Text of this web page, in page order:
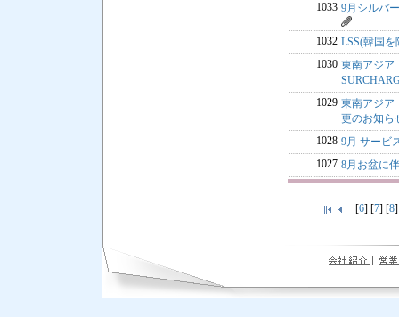
1033 9月シルバ
1032 LSS(韓国を
1030 東南アジア
1029 東南アジア
更のお知ら
1028 9月 サービ
1027 8月お盆に
[6] [7] [8